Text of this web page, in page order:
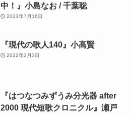
中！』小島なお / 千葉聡
2023年7月16日
『現代の歌人140』小高賢
2022年3月3日
『はつなつみずうみ分光器 after
2000 現代短歌クロニクル』瀬戸